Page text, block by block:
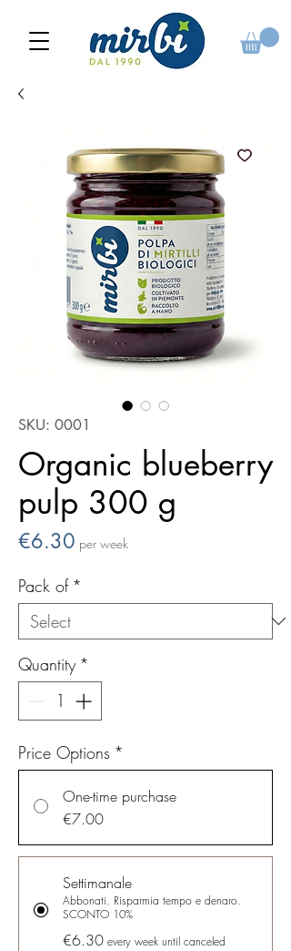
SKU: 0001
Organic blueberry
pulp 300 g
€6.30 Price
per week
Pack of *
Quantity *
Price Options *
One-time purchase
€7.00
Settimanale
Abbonati. Risparmia tempo e denaro.
SCONTO 10%
€6.30 every week until canceled